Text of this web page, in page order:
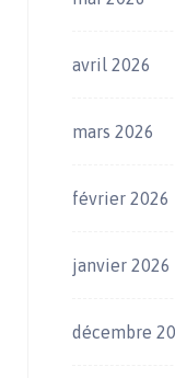
avril 2026
mars 2026
février 2026
janvier 2026
décembre